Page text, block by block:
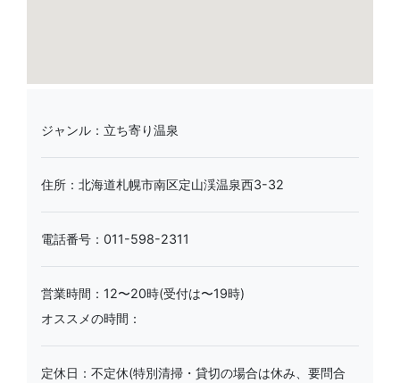
ジャンル：立ち寄り温泉
住所：北海道札幌市南区定山渓温泉西3-32
電話番号：011-598-2311
営業時間：12〜20時(受付は〜19時)
オススメの時間：
定休日：不定休(特別清掃・貸切の場合は休み、要問合